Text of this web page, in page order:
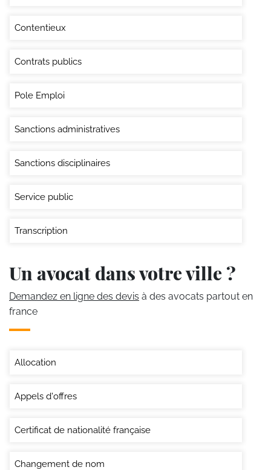
Contentieux
Contrats publics
Pole Emploi
Sanctions administratives
Sanctions disciplinaires
Service public
Transcription
Un avocat dans votre ville ?
Demandez en ligne des devis à des avocats partout en
france
Allocation
Appels d'offres
Certificat de nationalité française
Changement de nom